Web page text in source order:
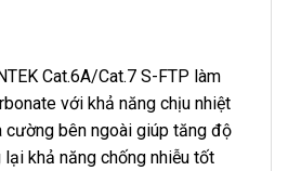
Cat.6A/Cat.7 S-FTP làm
với khả năng chịu nhiệt
cường bên ngoài giúp tăng độ
khả năng chống nhiễu tốt